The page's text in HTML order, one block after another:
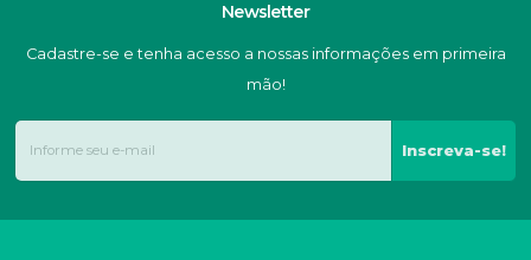
Newsletter
Cadastre-se e tenha acesso a nossas informações em primeira
mão!
Inscreva-se!